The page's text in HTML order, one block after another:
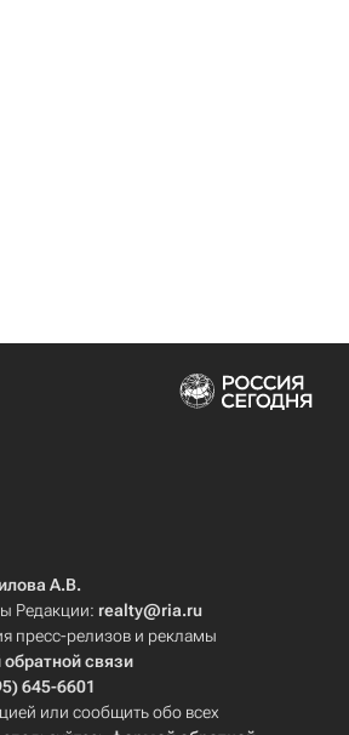
А.В.
Редакции: realty@ria.ru
пресс-релизов и рекламы
связи
645-6601
или сообщить обо всех